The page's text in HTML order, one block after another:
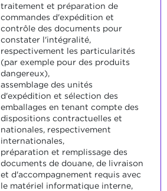
traitement et préparation de
commandes d'expédition et
contrôle des documents pour
constater l'intégralité,
respectivement les particularités
(par exemple pour des produits
dangereux),
assemblage des unités
d'expédition et sélection des
emballages en tenant compte des
dispositions contractuelles et
nationales, respectivement
internationales,
préparation et remplissage des
documents de douane, de livraison
et d'accompagnement requis avec
le matériel informatique interne,